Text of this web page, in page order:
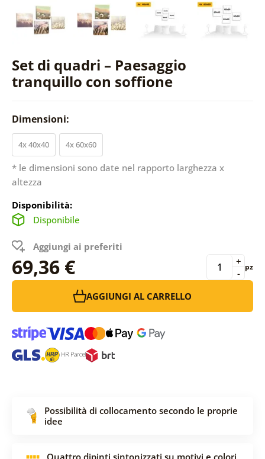
Set di quadri – Paesaggio
tranquillo con soffione
Dimensioni:
4x 40x40 4x 60x60
* le dimensioni sono date nel rapporto larghezza x
altezza
Disponibilità:
Disponibile
Aggiungi ai preferiti
69,36 € -
+ pz
AGGIUNGI AL CARRELLO
Possibilità di collocamento secondo le proprie
idee